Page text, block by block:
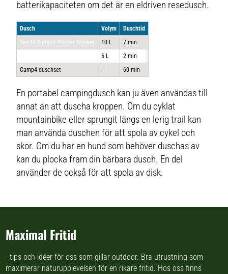
batterikapaciteten om det är en eldriven resedusch.
Dusch Volym
Duschtid
Sea to Summit Pocket Shower
10 L
7 min
6 L
2 min
Camp4 duschset
- 60 min
En portabel campingdusch kan ju även användas till
annat än att duscha kroppen. Om du cyklat
mountainbike eller sprungit längs en lerig trail kan
man använda duschen för att spola av cykel och
skor. Om du har en hund som behöver duschas av
kan du plocka fram din bärbara dusch. En del
använder de också för att spola av disk.
Maximal Fritid
- tips och idéer för oss som gillar outdoor. Bra utrustning som
maximerar naturupplevelsen för en rikare fritid. Hos oss finns